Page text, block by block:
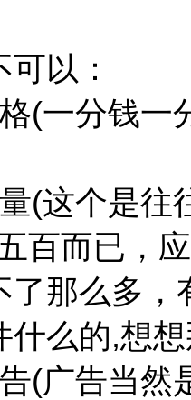
以：
(一分钱一
(这个是往
百而已，
了那么多，
什么的,想
(广告当然